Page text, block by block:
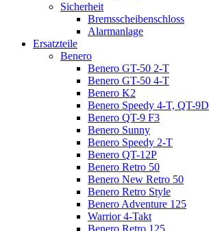
Sicherheit
Bremsscheibenschloss
Alarmanlage
Ersatzteile
Benero
Benero GT-50 2-T
Benero GT-50 4-T
Benero K2
Benero Speedy 4-T, QT-9D
Benero QT-9 F3
Benero Sunny
Benero Speedy 2-T
Benero QT-12P
Benero Retro 50
Benero New Retro 50
Benero Retro Style
Benero Adventure 125
Warrior 4-Takt